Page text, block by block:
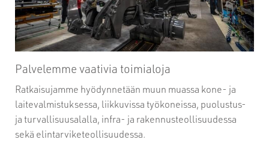
Palvelemme vaativia toimialoja
Ratkaisujamme hyödynnetään muun muassa kone- ja
laitevalmistuksessa, liikkuvissa työkoneissa, puolustus-
ja turvallisuusalalla, infra- ja rakennusteollisuudessa
sekä elintarviketeollisuudessa.